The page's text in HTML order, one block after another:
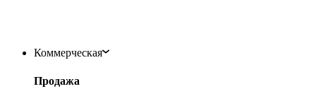
Коммерческая
Продажа